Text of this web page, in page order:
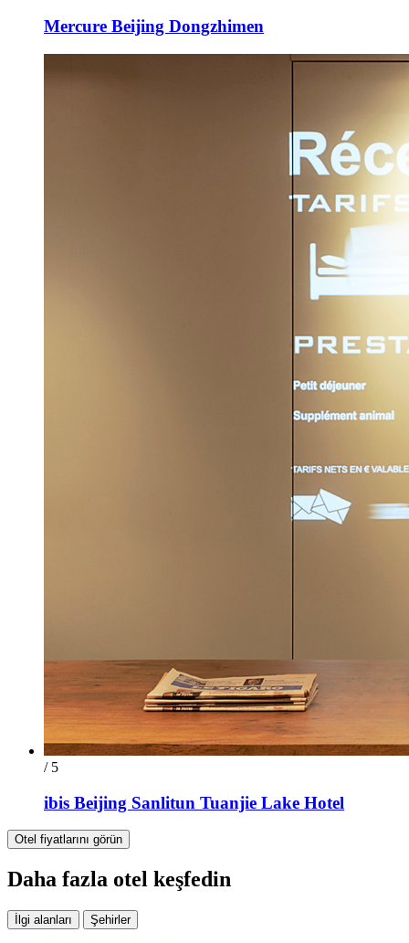
Mercure Beijing Dongzhimen
/ 5
ibis Beijing Sanlitun Tuanjie Lake Hotel
Otel fiyatlarını görün
Daha fazla otel keşfedin
İlgi alanları Şehirler